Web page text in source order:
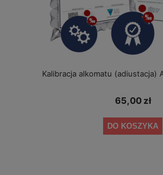
Kalibracja alkomatu (adiustacja)
65,00 zł
DO KOSZYKA